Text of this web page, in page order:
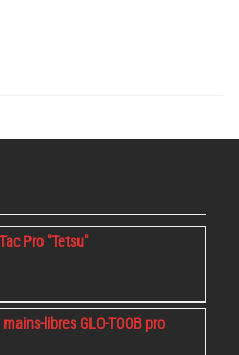
la
Pro "Tetsu"
libres GLO-TOOB pro